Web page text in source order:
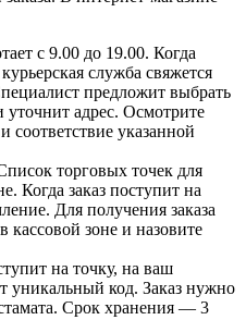
с 9.00 до 19.00. Когда
служба свяжется
предложит выбрать
уточнит адрес. Осмотрите
соответствие указанной
торговых точек для
Когда заказ поступит на
Для получения заказа
кассовой зоне и назовите
на точку, на ваш
уникальный код. Заказ нужно
Срок хранения — 3